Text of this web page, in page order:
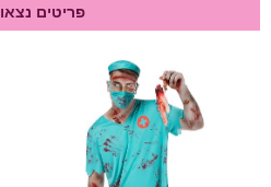
פריטים נצאו